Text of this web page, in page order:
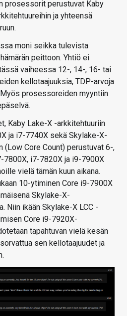
prosessorit perustuvat Kaby
ja yhteensä
moni seikka tulevista
peittoon. Yhtiö ei
vaiheessa 12-, 14-, 16- tai
kellotaajuuksia, TDP-arvoja
prosessoreiden myyntiin
Kaby Lake-X -arkkitehtuuriin
ja i7-7740X sekä Skylake-X-
(Low Core Count) perustuvat 6-,
i7-7820X ja i9-7900X
vielä tämän kuun aikana.
10-ytiminen Core i9-7900X
Skylake-X-
Niin ikään Skylake-X LCC -
Core i9-7920X-
tapahtuvan vielä kesän
sen kellotaajuudet ja